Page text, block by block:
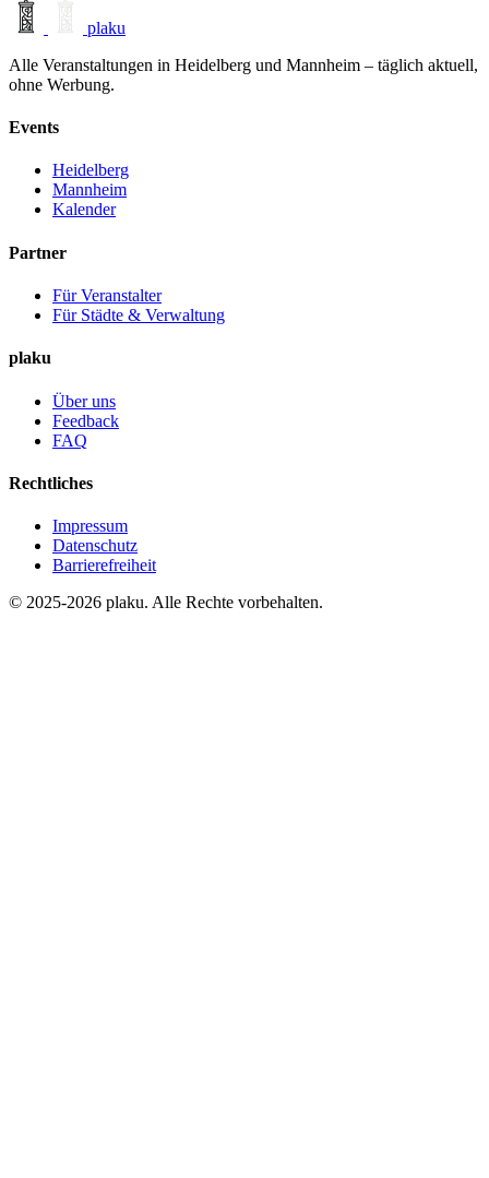
plaku
Alle Veranstaltungen in Heidelberg und Mannheim – täglich aktuell,
ohne Werbung.
Events
Heidelberg
Mannheim
Kalender
Partner
Für Veranstalter
Für Städte & Verwaltung
plaku
Über uns
Feedback
FAQ
Rechtliches
Impressum
Datenschutz
Barrierefreiheit
© 2025-2026 plaku. Alle Rechte vorbehalten.